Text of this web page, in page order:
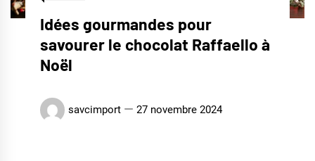
Idées gourmandes pour
savourer le chocolat Raffaello à
Noël
savcimport 27 novembre 2024